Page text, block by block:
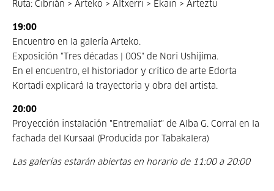
Ruta: Cibrián > Arteko > Altxerri > Ekain > Arteztu
19:00
Encuentro en la galería Arteko.
Exposición "Tres décadas | 00S" de Nori Ushijima.
En el encuentro, el historiador y crítico de arte Edorta
Kortadi explicará la trayectoria y obra del artista.
20:00
Proyección instalación "Entremaliat" de Alba G. Corral en la
fachada del Kursaal (Producida por Tabakalera)
Las galerías estarán abiertas en horario de 11:00 a 20:00